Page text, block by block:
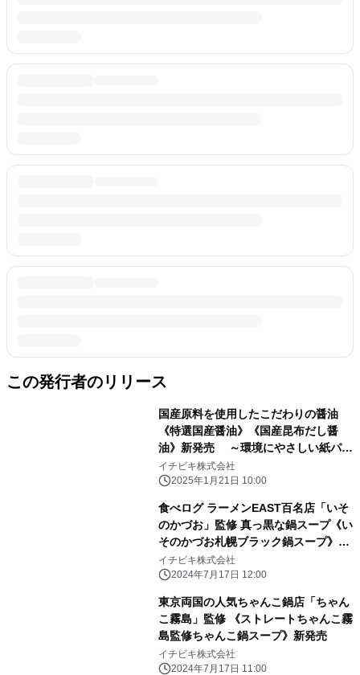
この発行者のリリース
国産原料を使用したこだわりの醤油
《特選国産醤油》《国産昆布だし醤
油》新発売 ～環境にやさしい紙パッ
ク～
イチビキ株式会社
2025年1月21日 10:00
食べログ ラーメンEAST百名店「いそ
のかづお」監修 真っ黒な鍋スープ《い
そのかづお札幌ブラック鍋スープ》新
発売
イチビキ株式会社
2024年7月17日 12:00
東京両国の人気ちゃんこ鍋店「ちゃん
こ霧島」監修 《ストレートちゃんこ霧
島監修ちゃんこ鍋スープ》新発売
イチビキ株式会社
2024年7月17日 11:00